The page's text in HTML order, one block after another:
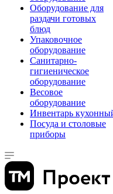
Оборудование для
раздачи готовых
блюд
Упаковочное
оборудование
Санитарно-
гигиеническое
оборудование
Весовое
оборудование
Инвентарь
Посуда и столовые
приборы